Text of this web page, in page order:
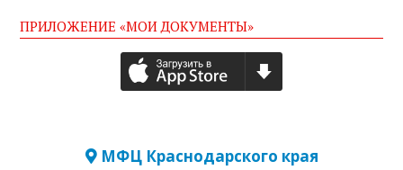
ПРИЛОЖЕНИЕ «МОИ ДОКУМЕНТЫ»
МФЦ Краснодарского края